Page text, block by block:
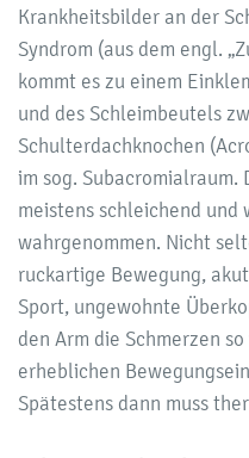
Krankheitsbilder an der
Syndrom (aus dem engl.
kommt es zu einem
und des Schleimbeutels
Schulterdachknochen
im sog. Subacromialraum.
meistens schleichend und
wahrgenommen. Nicht
ruckartige Bewegung,
Sport, ungewohnte
den Arm die Schmerzen
erheblichen
Spätestens dann muss